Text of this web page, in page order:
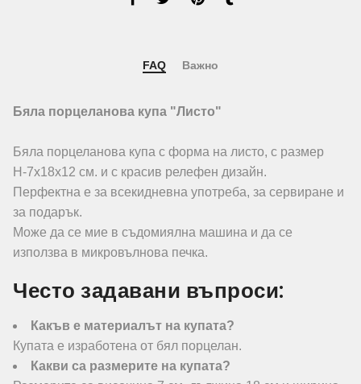
FAQ Важно
Бяла порцеланова купа "Листо"
Бяла порцеланова купа с форма на листо, с размер
Н-7х18х12 см. и с красив релефен дизайн.
Перфектна е за всекидневна употреба, за сервиране и
за подарък.
Може да се мие в съдомиялна машина и да се
използва в микровълнова печка.
Често задавани въпроси:
Какъв е материалът на купата?
Купата е изработена от бял порцелан.
Какви са размерите на купата?